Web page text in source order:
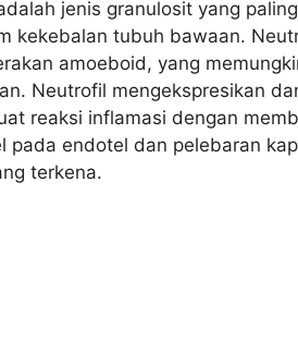
jenis granulosit yang
kekebalan tubuh bawaan.
amoeboid, yang
Neutrofil mengekspresikan
reaksi inflamasi dengan
pada endotel dan pelebaran
terkena.